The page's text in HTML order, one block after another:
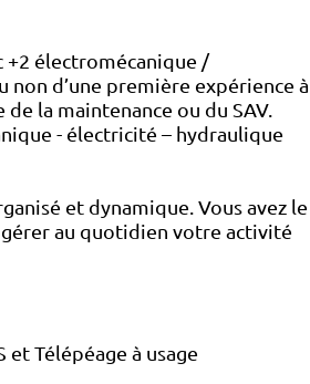
+2 électromécanique /
d’une première expérience à
la maintenance ou du SAV.
- électricité – hydraulique
et dynamique. Vous avez le
gérer au quotidien votre activité
Télépéage à usage